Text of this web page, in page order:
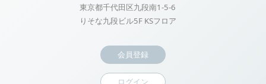
東京都千代田区九段南1-5-6
りそな九段ビル5F KSフロア
会員登録
ログイン